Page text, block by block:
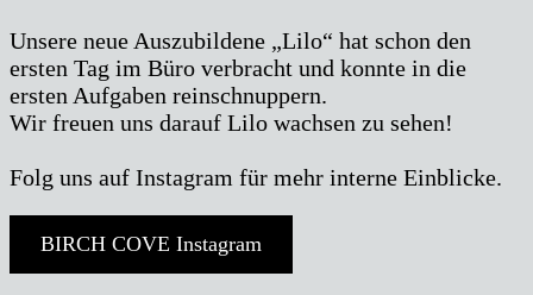
Unsere neue Auszubildene „Lilo“ hat schon den
ersten Tag im Büro verbracht und konnte in die
ersten Aufgaben reinschnuppern.
Wir freuen uns darauf Lilo wachsen zu sehen!
Folg uns auf Instagram für mehr interne Einblicke.
BIRCH COVE Instagram